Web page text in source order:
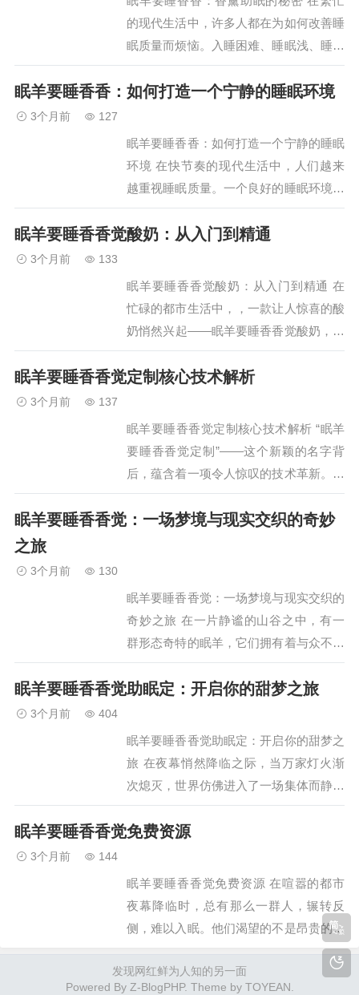
的现代生活中，许多人都在为如何改善睡
眠质量而烦恼。入睡困难、睡眠浅、睡眠
中断等问题已经成为困扰着无数人的难
题。然而，有一种简单而有效的方法可以
眠羊要睡香香：如何打造一个宁静的睡眠环境
3个月前 127
眠羊要睡香香：如何打造一个宁静的睡眠
环境 在快节奏的现代生活中，人们越来
越重视睡眠质量。一个良好的睡眠环境对
于身心健康至关重要。本文将探讨如何打
造一个宁静的睡眠环境，帮助眠羊们享受
眠羊要睡香香觉酸奶：从入门到精通
3个月前 133
眠羊要睡香香觉酸奶：从入门到精通 在
忙碌的都市生活中，，一款让人惊喜的酸
奶悄然兴起——眠羊要睡香香觉酸奶，它
不仅是一款酸奶，更是一种生活的态度。
从入门到精通，让我们一起探寻这款特别
眠羊要睡香香觉定制核心技术解析
3个月前 137
眠羊要睡香香觉定制核心技术解析 “眠羊
要睡香香觉定制”——这个新颖的名字背
后，蕴含着一项令人惊叹的技术革新。在
这个倡导个性化的时代，用户对于舒适、
健康睡眠的需求日益增长，“眠羊要睡香
眠羊要睡香香觉：一场梦境与现实交织的奇妙
之旅
3个月前 130
眠羊要睡香香觉：一场梦境与现实交织的
奇妙之旅 在一片静谧的山谷之中，有一
群形态奇特的眠羊，它们拥有着与众不同
的生活习惯——在夜晚，它们会沉沉地
睡，而当夜色渐深，它们便进入了一个充
眠羊要睡香香觉助眠定：开启你的甜梦之旅
3个月前 404
眠羊要睡香香觉助眠定：开启你的甜梦之
旅 在夜幕悄然降临之际，当万家灯火渐
次熄灭，世界仿佛进入了一场集体而静默
的仪式。然而，对于许多都市灵魂而言，
这仪式却常常化作一场无形的煎熬。思绪
眠羊要睡香香觉免费资源
3个月前 144
眠羊要睡香香觉免费资源 在喧嚣的都市
夜幕降临时，总有那么一群人，辗转反
侧，难以入眠。他们渴望的不是昂贵的助
眠仪器，也不是化学成分复杂的药片，而
是一份纯粹、温柔、能直达灵魂深处的安
发现网红鲜为人知的另一面
Powered By Z-BlogPHP. Theme by TOYEAN